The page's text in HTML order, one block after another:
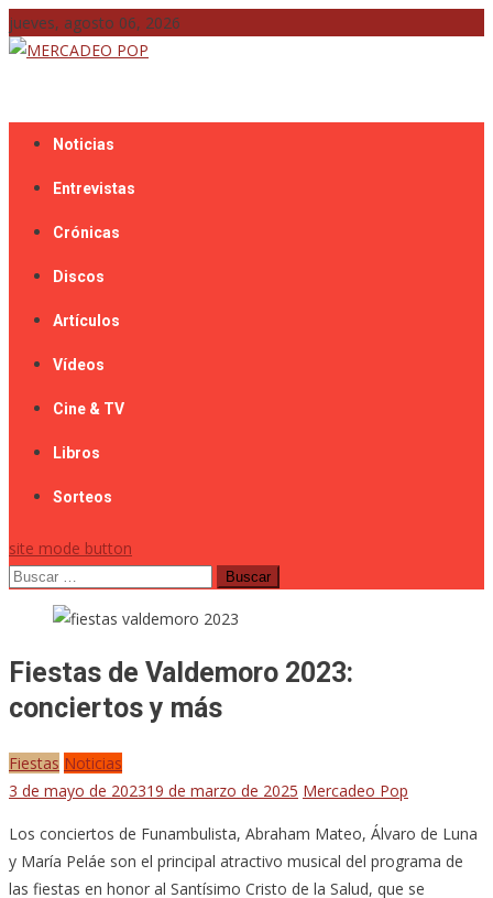
Skip
to
jueves, agosto 06, 2026
Noticias
Entrevistas
Crónicas
Discos
Artículos
Vídeos
Cine & TV
Libros
Sorteos
site mode button
Buscar:
Fiestas de Valdemoro 2023:
conciertos y más
Fiestas Noticias
3 de mayo de 202319 de marzo de 2025 Mercadeo Pop
Los conciertos de Funambulista, Abraham Mateo, Álvaro de Luna
y María Peláe son el principal atractivo musical del programa de
las fiestas en honor al Santísimo Cristo de la Salud, que se